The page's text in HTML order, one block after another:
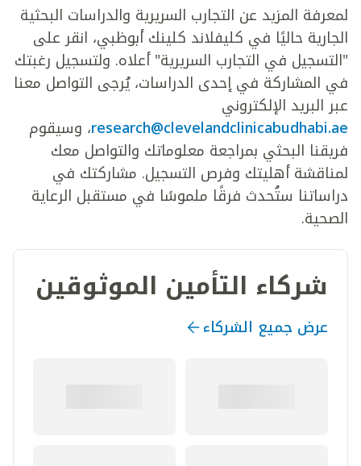
لمعرفة المزيد عن التجارب السريرية والدراسات البحثية
الجارية حاليًا في كليفلاند كلينك أبوظبي، انقر على
"التسجيل في التجارب السريرية" أعلاه. ولتسجيل رغبتك
في المشاركة في إحدى الدراسات، يُرجى التواصل معنا
عبر البريد الإلكتروني
research@clevelandclinicabudhabi.ae، وسيقوم
فريقنا البحثي بمراجعة معلوماتك والتواصل معك
لمناقشة أهليتك وفرص التسجيل. مشاركتك في
دراساتنا ستُحدث فرقًا ملموسًا في مستقبل الرعاية
الصحية.
شركاء التأمين الموثوقين
عرض جميع الشركاء